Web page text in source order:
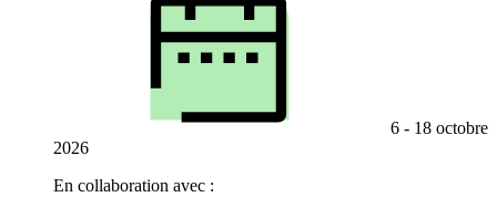
6 - 18 octobre
2026
En collaboration avec :